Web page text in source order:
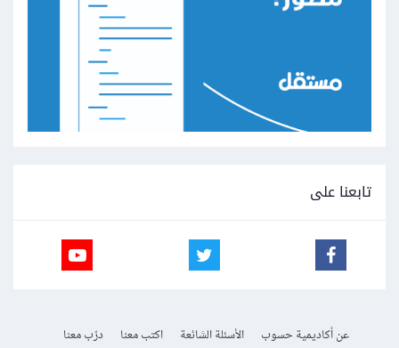
تابعنا على
عن أكاديمية حسوب الأسئلة الشائعة اكتب معنا
درّب معنا